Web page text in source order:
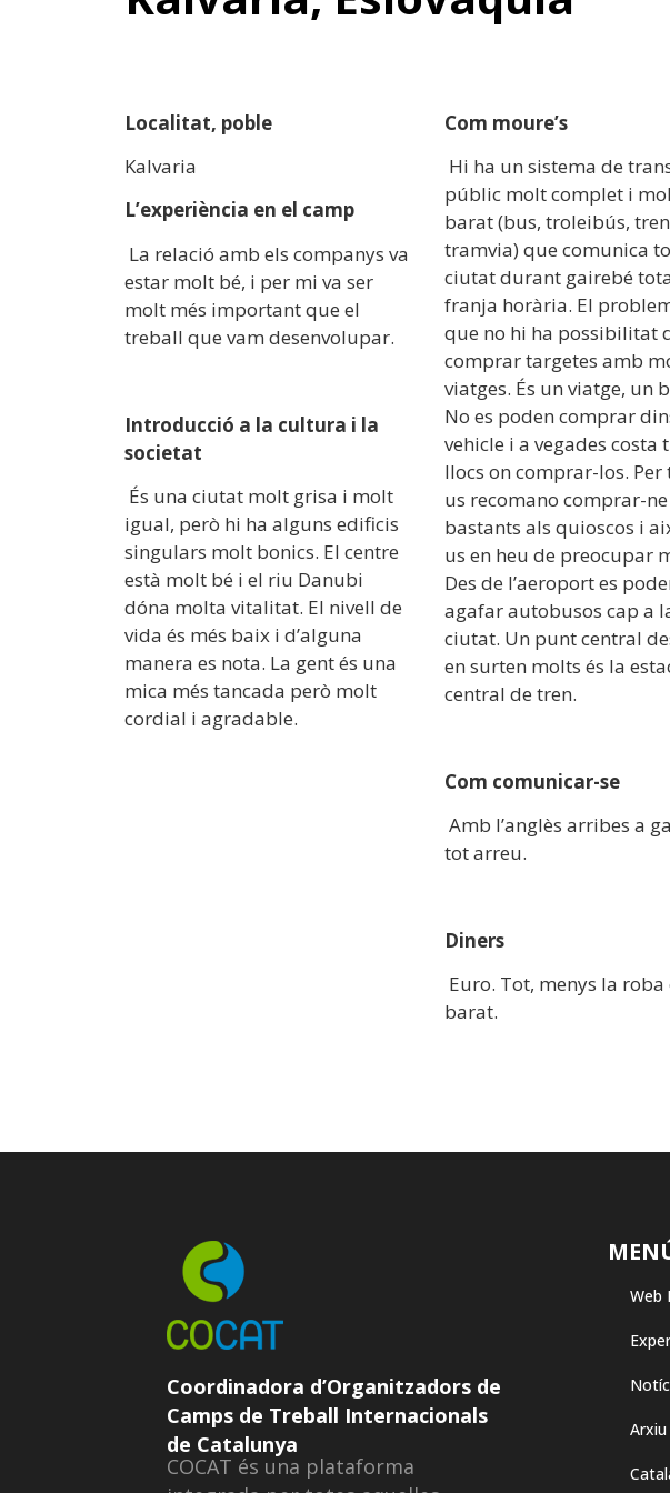
Localitat, poble
Kalvaria
L’experiència en el camp
La relació amb els companys va
estar molt bé, i per mi va ser
molt més important que el
treball que vam desenvolupar.
Introducció a la cultura i la
societat
És una ciutat molt grisa i molt
igual, però hi ha alguns edificis
singulars molt bonics. El centre
està molt bé i el riu Danubi
dóna molta vitalitat. El nivell de
vida és més baix i d’alguna
manera es nota. La gent és una
mica més tancada però molt
cordial i agradable.
Com moure’s
Hi ha un sistema de
públic molt complet i
barat (bus, troleibús,
tramvia) que comunica
ciutat durant gairebé
franja horària. El
que no hi ha possibilitat
comprar targetes amb
viatges. És un viatge, un
No es poden comprar
vehicle i a vegades costa
llocs on comprar-los. Per
us recomano comprar-ne
bastants als quioscos i
us en heu de preocupar
Des de l’aeroport es
agafar autobusos cap a
ciutat. Un punt central
en surten molts és la
central de tren.
Com comunicar-se
Amb l’anglès arribes a
tot arreu.
Diners
Euro. Tot, menys la roba
barat.
Coordinadora d’Organitzadors de
Camps de Treball Internacionals
de Catalunya
COCAT és una plataforma
Web
Arxiu